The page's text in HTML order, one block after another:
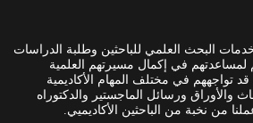
البحث العلمي للباحثين وطلبة الدراسات
لمساعدتهم في إكمال مسيرتهم العلمية
تواجههم في مختلف المهام الأكاديمية
والأوراق ورسائل الماجستير والدكتوراه
من نخبة من الباحثين الأكاديميي.